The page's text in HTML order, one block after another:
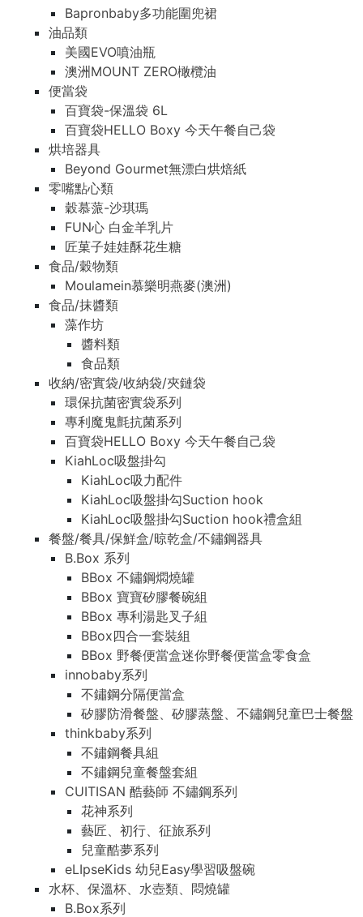
Bapronbaby多功能圍兜裙
油品類
美國EVO噴油瓶
澳洲MOUNT ZERO橄欖油
便當袋
百寶袋-保溫袋 6L
百寶袋HELLO Boxy 今天午餐自己袋
烘培器具
Beyond Gourmet無漂白烘焙紙
零嘴點心類
穀慕蒎-沙琪瑪
FUN心 白金羊乳片
匠菓子娃娃酥花生糖
食品/穀物類
Moulamein慕樂明燕麥(澳洲)
食品/抹醬類
藻作坊
醬料類
食品類
收納/密實袋/收納袋/夾鏈袋
環保抗菌密實袋系列
專利魔鬼氈抗菌系列
百寶袋HELLO Boxy 今天午餐自己袋
KiahLoc吸盤掛勾
KiahLoc吸力配件
KiahLoc吸盤掛勾Suction hook
KiahLoc吸盤掛勾Suction hook禮盒組
餐盤/餐具/保鮮盒/晾乾盒/不鏽鋼器具
B.Box 系列
BBox 不鏽鋼燜燒罐
BBox 寶寶矽膠餐碗組
BBox 專利湯匙叉子組
BBox四合一套裝組
BBox 野餐便當盒迷你野餐便當盒零食盒
innobaby系列
不鏽鋼分隔便當盒
矽膠防滑餐盤、矽膠蒸盤、不鏽鋼兒童巴士餐盤
thinkbaby系列
不鏽鋼餐具組
不鏽鋼兒童餐盤套組
CUITISAN 酷藝師 不鏽鋼系列
花神系列
藝匠、初行、征旅系列
兒童酷夢系列
eLIpseKids 幼兒Easy學習吸盤碗
水杯、保溫杯、水壺類、悶燒罐
B.Box系列